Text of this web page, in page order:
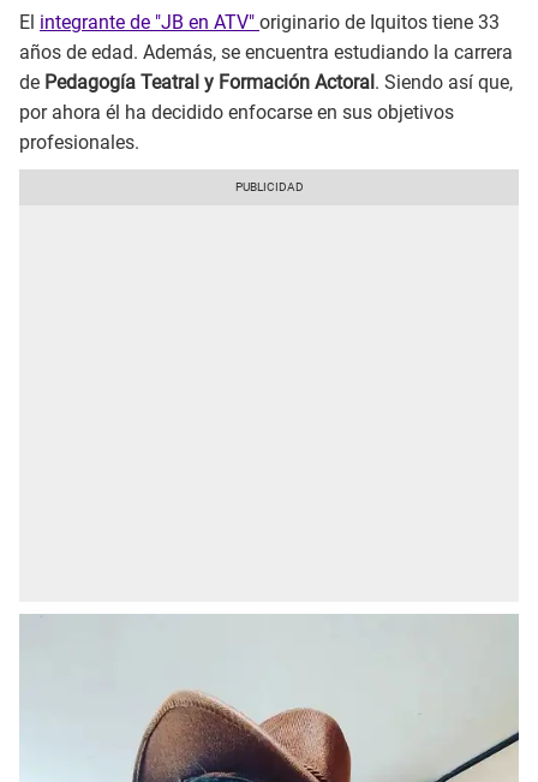
El integrante de "JB en ATV" originario de Iquitos tiene 33
años de edad. Además, se encuentra estudiando la carrera
de Pedagogía Teatral y Formación Actoral . Siendo así que,
por ahora él ha decidido enfocarse en sus objetivos
profesionales.